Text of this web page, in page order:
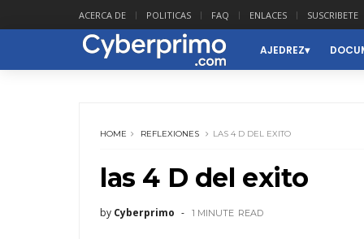
ACERCA DE POLITICAS FAQ ENLACES SUSCRIBETE
AJEDREZ
HOME REFLEXIONES LAS 4 D DEL EXITO
las 4 D del exito
by Cyberprimo 1 MINUTE READ